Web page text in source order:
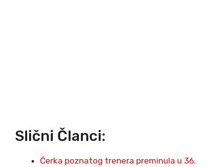
Slični Članci:
Ćerka poznatog trenera preminula u 36.